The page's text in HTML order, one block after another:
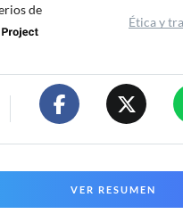
de
Ética y
VER RESUMEN